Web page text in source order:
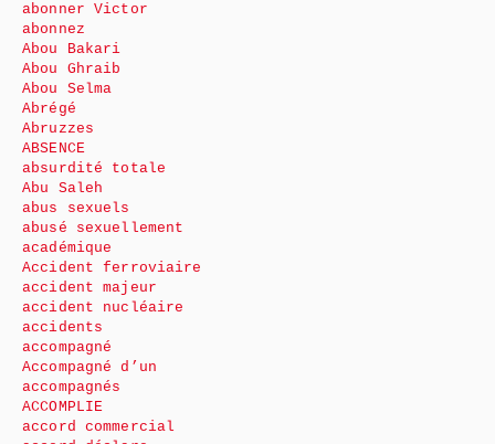
abonner Victor
abonnez
Abou Bakari
Abou Ghraib
Abou Selma
Abrégé
Abruzzes
ABSENCE
absurdité totale
Abu Saleh
abus sexuels
abusé sexuellement
académique
Accident ferroviaire
accident majeur
accident nucléaire
accidents
accompagné
Accompagné d’un
accompagnés
ACCOMPLIE
accord commercial